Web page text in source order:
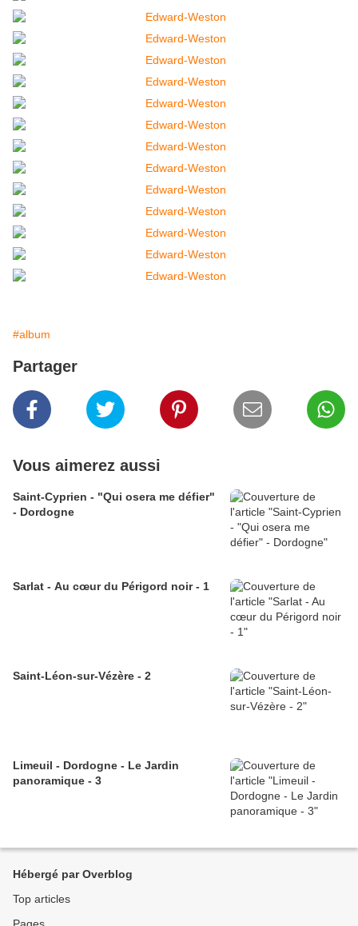
#album
Partager
Vous aimerez aussi
Saint-Cyprien - "Qui osera me défier"
- Dordogne
Sarlat - Au cœur du Périgord noir - 1
Saint-Léon-sur-Vézère - 2
Limeuil - Dordogne - Le Jardin
panoramique - 3
Hébergé par Overblog
Top articles